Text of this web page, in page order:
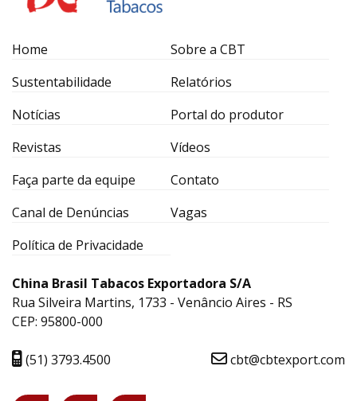
Home
Sobre a CBT
Sustentabilidade
Relatórios
Notícias
Portal do produtor
Revistas
Vídeos
Faça parte da equipe
Contato
Canal de Denúncias
Vagas
Política de Privacidade
China Brasil Tabacos Exportadora S/A
Rua Silveira Martins, 1733 - Venâncio Aires - RS
CEP: 95800-000
(51) 3793.4500 cbt@cbtexport.com